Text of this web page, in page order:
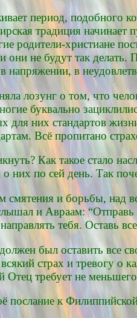
период, подобного
традиция
родители-христиане
они не будут так
напряжении, в
лозунг о том, что
буквально
для них стандартов
Всё пропитано
Как такое стало
о них по сей день. Так
смятения и борьбы, над
и Авраам:
тебя. Оставь
был оставить все
страх и тревогу о
Отец требует не
послание к